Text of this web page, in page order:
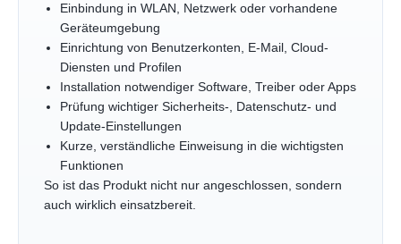
Einbindung in WLAN, Netzwerk oder vorhandene
Geräteumgebung
Einrichtung von Benutzerkonten, E-Mail, Cloud-
Diensten und Profilen
Installation notwendiger Software, Treiber oder Apps
Prüfung wichtiger Sicherheits-, Datenschutz- und
Update-Einstellungen
Kurze, verständliche Einweisung in die wichtigsten
Funktionen
So ist das Produkt nicht nur angeschlossen, sondern
auch wirklich einsatzbereit.